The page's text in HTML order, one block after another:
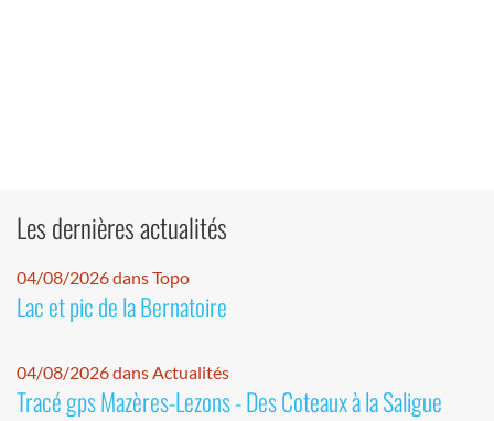
Les dernières actualités
04/08/2026 dans Topo
Lac et pic de la Bernatoire
04/08/2026 dans Actualités
Tracé gps Mazères-Lezons - Des Coteaux à la Saligue